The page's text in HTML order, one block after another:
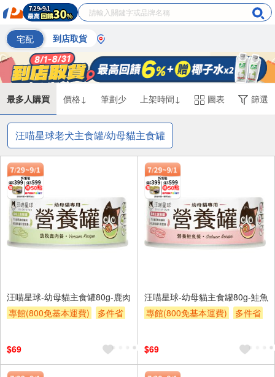
宅配 到店取貨
最多人購買 價格↓ 筆劃少 上架時間↓ 圖表 篩選
汪喵星球老犬主食罐/幼母貓主食罐
汪喵星球-幼母貓主食罐80g-鹿肉
專館(800免基本運費)
多件省
$69
汪喵星球-幼母貓主食罐80g-鮭魚
專館(800免基本運費)
多件省
$69